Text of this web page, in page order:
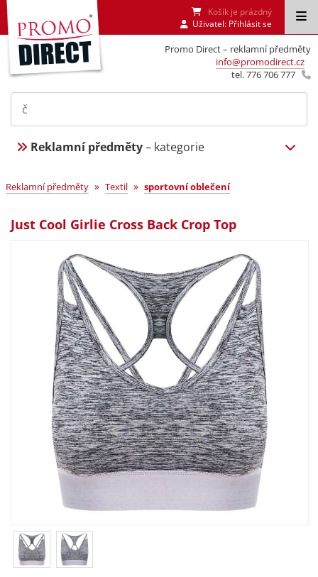
Promo Direct – reklamní předměty
info@promodirect.cz
tel. 776 706 777
Košík je prázdný
Uživatel: Přihlásit se
Reklamní předměty– kategorie
Reklamní předměty » Textil » sportovní oblečení
Just Cool Girlie Cross Back Crop Top